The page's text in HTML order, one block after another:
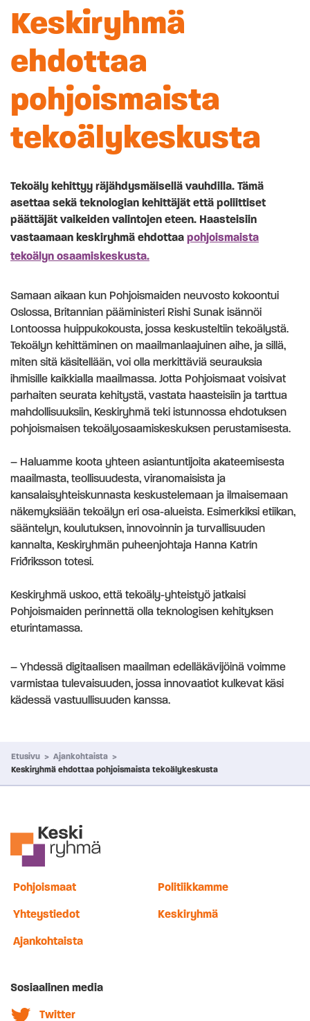
Keskiryhmä
ehdottaa
pohjoismaista
tekoälykeskusta
Tekoäly kehittyy räjähdysmäisellä vauhdilla. Tämä
asettaa sekä teknologian kehittäjät että poliittiset
päättäjät vaikeiden valintojen eteen. Haasteisiin
vastaamaan keskiryhmä ehdottaa pohjoismaista
tekoälyn osaamiskeskusta.
Samaan aikaan kun Pohjoismaiden neuvosto kokoontui
Oslossa, Britannian pääministeri Rishi Sunak isännöi
Lontoossa huippukokousta, jossa keskusteltiin tekoälystä.
Tekoälyn kehittäminen on maailmanlaajuinen aihe, ja sillä,
miten sitä käsitellään, voi olla merkittäviä seurauksia
ihmisille kaikkialla maailmassa. Jotta Pohjoismaat voisivat
parhaiten seurata kehitystä, vastata haasteisiin ja tarttua
mahdollisuuksiin, Keskiryhmä teki istunnossa ehdotuksen
pohjoismaisen tekoälyosaamiskeskuksen perustamisesta.
– Haluamme koota yhteen asiantuntijoita akateemisesta
maailmasta, teollisuudesta, viranomaisista ja
kansalaisyhteiskunnasta keskustelemaan ja ilmaisemaan
näkemyksiään tekoälyn eri osa-alueista. Esimerkiksi etiikan,
sääntelyn, koulutuksen, innovoinnin ja turvallisuuden
kannalta, Keskiryhmän puheenjohtaja Hanna Katrín
Friðriksson totesi.
Keskiryhmä uskoo, että tekoäly-yhteistyö jatkaisi
Pohjoismaiden perinnettä olla teknologisen kehityksen
eturintamassa.
– Yhdessä digitaalisen maailman edelläkävijöinä voimme
varmistaa tulevaisuuden, jossa innovaatiot kulkevat käsi
kädessä vastuullisuuden kanssa.
Etusivu > Ajankohtaista >
Keskiryhmä ehdottaa pohjoismaista tekoälykeskusta
Pohjoismaat Politiikkamme
Yhteystiedot Keskiryhmä
Ajankohtaista
Sosiaalinen media
Twitter